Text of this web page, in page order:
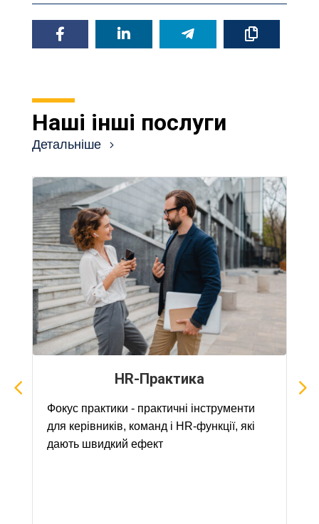
Наші інші послуги
Детальніше
⁠HR-Практика
Фокус практики - практичні інструменти
для керівників, команд і HR-функції, які
дають швидкий ефект